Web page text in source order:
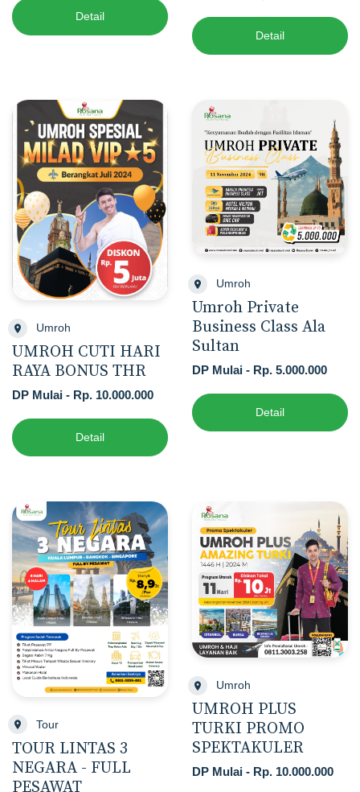
Detail
Detail
Umroh
UMROH CUTI HARI
RAYA BONUS THR
DP Mulai - Rp. 10.000.000
Detail
Umroh
Umroh Private
Business Class Ala
Sultan
DP Mulai - Rp. 5.000.000
Detail
Tour
TOUR LINTAS 3
NEGARA - FULL
PESAWAT
Umroh
UMROH PLUS
TURKI PROMO
SPEKTAKULER
DP Mulai - Rp. 10.000.000